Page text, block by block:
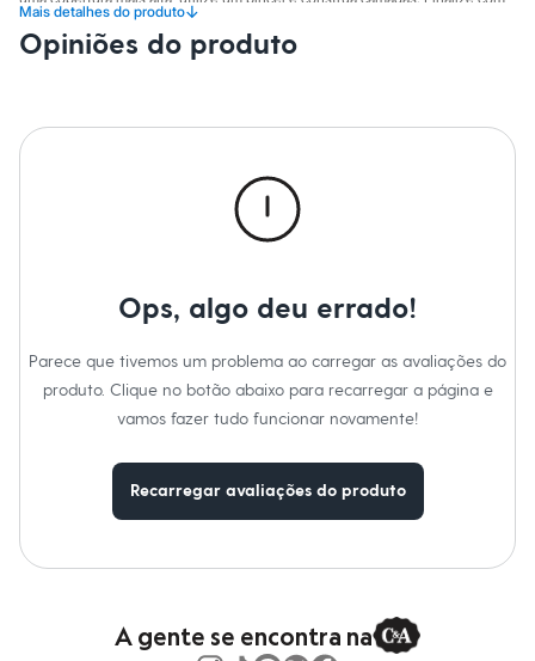
Biquínis
Maiôs
Saídas de praia
Calças
Casacos e Jaquetas
Dia dos Pais
Novidades
Roupas
Bermudas
Camisetas e Regatas
Casacos e Jaquetas
Acessórios
Bolsas e Mochilas
corretivo, pó compacto e blush para uma maquiagem completa e duradoura.
A gente se encontra na C&A! ❤
Mais detalhes do produto↓
Opiniões do produto
Ops, algo deu errado!
Parece que tivemos um problema ao carregar as avaliações do
produto. Clique no botão abaixo para recarregar a página e
vamos fazer tudo funcionar novamente!
Recarregar avaliações do produto
A gente se encontra na